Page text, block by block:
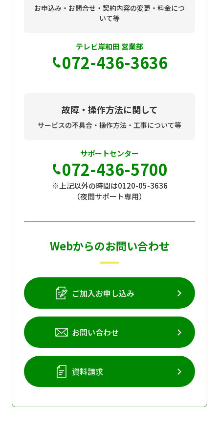
お申込み・お問合せ・契約内容の変更・料金につ
いて等
テレビ岸和田 営業部
072-436-3636
故障・操作方法に関して
サービスの不具合・操作方法・工事について等
サポートセンター
072-436-5700
※上記以外の時間は0120-05-3636
（夜間サポート専用）
Webからのお問い合わせ
ご加入お申し込み
お問い合わせ
資料請求